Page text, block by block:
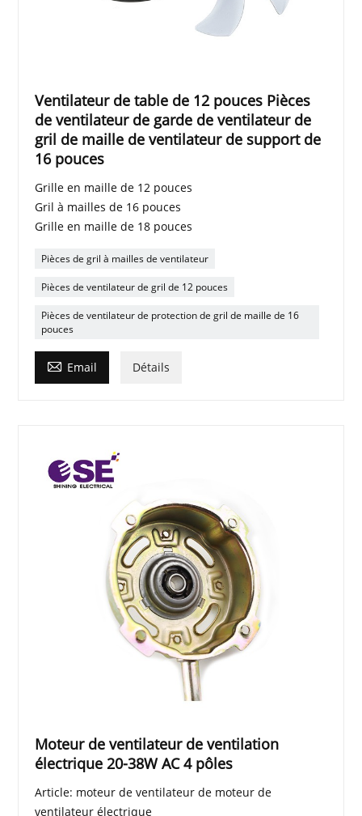
Ventilateur de table de 12 pouces Pièces
de ventilateur de garde de ventilateur de
gril de maille de ventilateur de support de
16 pouces
Grille en maille de 12 pouces
Gril à mailles de 16 pouces
Grille en maille de 18 pouces
Pièces de gril à mailles de ventilateur
Pièces de ventilateur de gril de 12 pouces
Pièces de ventilateur de protection de gril de maille de 16
pouces
 Email Détails
Moteur de ventilateur de ventilation
électrique 20-38W AC 4 pôles
Article: moteur de ventilateur de moteur de
ventilateur électrique